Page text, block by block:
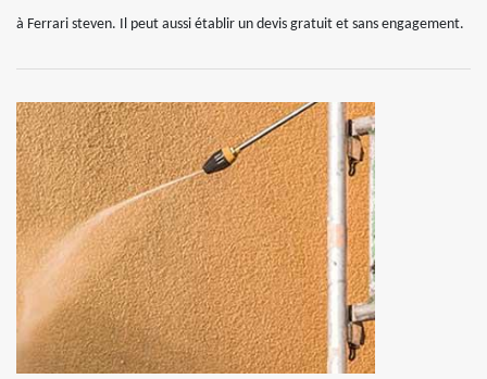
à Ferrari steven. Il peut aussi établir un devis gratuit et sans engagement.